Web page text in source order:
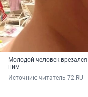
Молодой человек
ним
Источник: читатель 72.RU